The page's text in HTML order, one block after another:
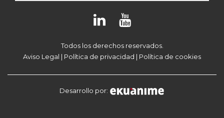
Todos los derechos reservados.
Aviso Legal | Política de privacidad | Política de cookies
Desarrollo por: